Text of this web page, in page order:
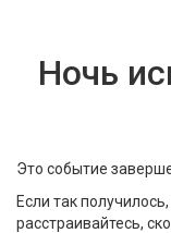
Ночь
Это событие
Если так
расстраивайтесь,